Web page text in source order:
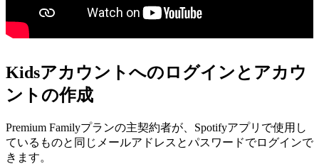
Kidsアカウントへのログインとアカウ
ントの作成
Premium Familyプランの主契約者が、Spotifyアプリで使用し
ているものと同じメールアドレスとパスワードでログインで
きます。